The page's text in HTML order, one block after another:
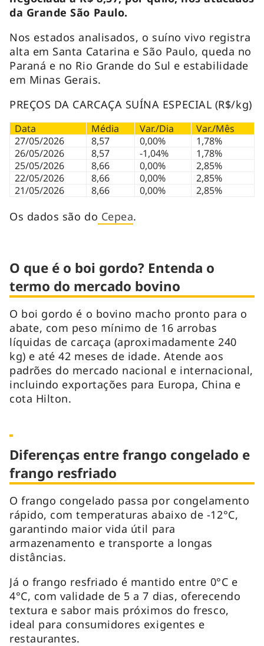
da Grande São Paulo.
Nos estados analisados, o suíno vivo registra
alta em Santa Catarina e São Paulo, queda no
Paraná e no Rio Grande do Sul e estabilidade
em Minas Gerais.
PREÇOS DA CARCAÇA SUÍNA ESPECIAL (R$/kg)
Data Média Var./Dia
Var./Mês
27/05/2026
8,57 0,00%
1,78%
26/05/2026
8,57 -1,04%
1,78%
25/05/2026
8,66 0,00%
2,85%
22/05/2026
8,66 0,00%
2,85%
21/05/2026
8,66 0,00% 2,85%
Os dados são do Cepea.
O que é o boi gordo? Entenda o
termo do mercado bovino
O boi gordo é o bovino macho pronto para o
abate, com peso mínimo de 16 arrobas
líquidas de carcaça (aproximadamente 240
kg) e até 42 meses de idade. Atende aos
padrões do mercado nacional e internacional,
incluindo exportações para Europa, China e
cota Hilton.
Diferenças entre frango congelado e
frango resfriado
O frango congelado passa por congelamento
rápido, com temperaturas abaixo de -12°C,
garantindo maior vida útil para
armazenamento e transporte a longas
distâncias.
Já o frango resfriado é mantido entre 0°C e
4°C, com validade de 5 a 7 dias, oferecendo
textura e sabor mais próximos do fresco,
ideal para consumidores exigentes e
restaurantes.